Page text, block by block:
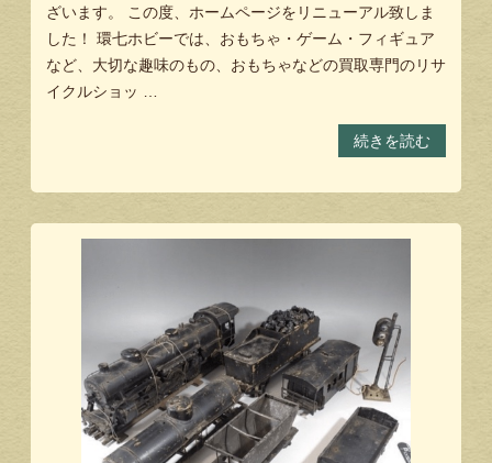
ざいます。 この度、ホームページをリニューアル致しま
した！ 環七ホビーでは、おもちゃ・ゲーム・フィギュア
など、大切な趣味のもの、おもちゃなどの買取専門のリサ
イクルショッ …
続きを読む